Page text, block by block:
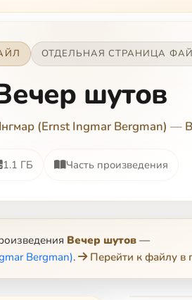
ОТДЕЛЬНАЯ СТРАНИЦА
шутов
(Ernst Ingmar Bergman) —
1.1 ГБ Часть произведения
Вечер шутов —
Bergman). Перейти к файлу в